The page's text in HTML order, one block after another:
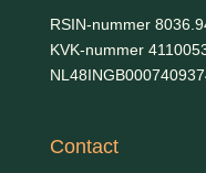
RSIN-nummer
KVK-nummer
Contact